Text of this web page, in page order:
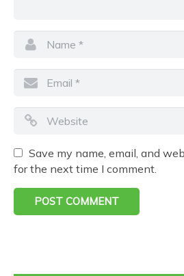
Save my name, email, and
for the next time I comment.